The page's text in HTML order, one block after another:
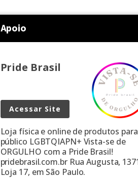
Apoio
Pride Brasil
Acessar Site
Loja física e online de produtos
público LGBTQIAPN+ Vista-se de
ORGULHO com a Pride Brasil!
pridebrasil.com.br Rua Augusta,
Loja 17, em São Paulo.